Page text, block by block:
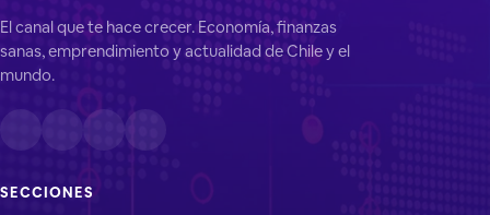
El canal que te hace crecer. Economía, finanzas
sanas, emprendimiento y actualidad de Chile y el
mundo.
SECCIONES